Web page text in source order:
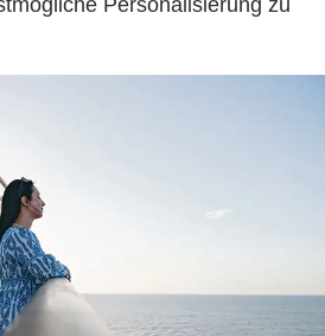
Personalisierung zu